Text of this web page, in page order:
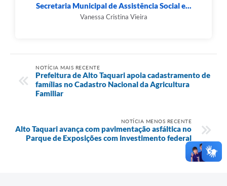
Secretaria Municipal de Assistência Social e...
Vanessa Cristina Vieira
NOTÍCIA MAIS RECENTE
Prefeitura de Alto Taquari apoia cadastramento de
famílias no Cadastro Nacional da Agricultura
Familiar
NOTÍCIA MENOS RECENTE
Alto Taquari avança com pavimentação asfáltica no
Parque de Exposições com investimento federal